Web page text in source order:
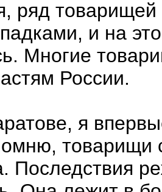
ряд
и на
Многие
России.
я
товарищи
Последствия